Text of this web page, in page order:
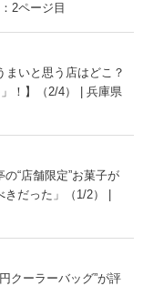
2ページ目
いと思う店はどこ？
！】（2/4） | 兵庫県
“店舗限定”お菓子が
だった」（1/2） |
クーラーバッグ”が評